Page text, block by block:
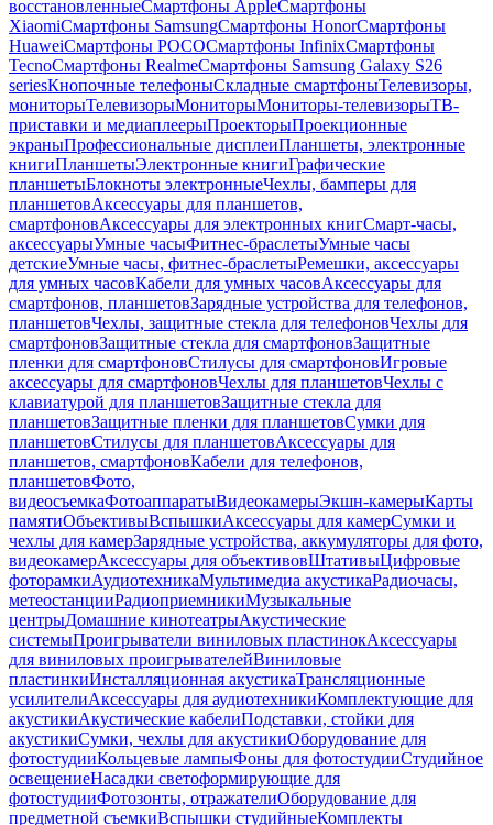
восстановленныеСмартфоны AppleСмартфоны
XiaomiСмартфоны SamsungСмартфоны HonorСмартфоны
HuaweiСмартфоны POCOСмартфоны InfinixСмартфоны
TecnoСмартфоны RealmeСмартфоны Samsung Galaxy S26
seriesКнопочные телефоныСкладные смартфоныТелевизоры,
мониторыТелевизорыМониторыМониторы-телевизорыТВ-
приставки и медиаплеерыПроекторыПроекционные
экраныПрофессиональные дисплеиПланшеты, электронные
книгиПланшетыЭлектронные книгиГрафические
планшетыБлокноты электронныеЧехлы, бамперы для
планшетовАксессуары для планшетов,
смартфоновАксессуары для электронных книгСмарт-часы,
аксессуарыУмные часыФитнес-браслетыУмные часы
детскиеУмные часы, фитнес-браслетыРемешки, аксессуары
для умных часовКабели для умных часовАксессуары для
смартфонов, планшетовЗарядные устройства для телефонов,
планшетовЧехлы, защитные стекла для телефоновЧехлы для
смартфоновЗащитные стекла для смартфоновЗащитные
пленки для смартфоновСтилусы для смартфоновИгровые
аксессуары для смартфоновЧехлы для планшетовЧехлы с
клавиатурой для планшетовЗащитные стекла для
планшетовЗащитные пленки для планшетовСумки для
планшетовСтилусы для планшетовАксессуары для
планшетов, смартфоновКабели для телефонов,
планшетовФото,
видеосъемкаФотоаппаратыВидеокамерыЭкшн-камерыКарты
памятиОбъективыВспышкиАксессуары для камерСумки и
чехлы для камерЗарядные устройства, аккумуляторы для фото,
видеокамерАксессуары для объективовШтативыЦифровые
фоторамкиАудиотехникаМультимедиа акустикаРадиочасы,
метеостанцииРадиоприемникиМузыкальные
центрыДомашние кинотеатрыАкустические
системыПроигрыватели виниловых пластинокАксессуары
для виниловых проигрывателейВиниловые
пластинкиИнсталляционная акустикаТрансляционные
усилителиАксессуары для аудиотехникиКомплектующие для
акустикиАкустические кабелиПодставки, стойки для
акустикиСумки, чехлы для акустикиОборудование для
фотостудииКольцевые лампыФоны для фотостудииСтудийное
освещениеНасадки светоформирующие для
фотостудииФотозонты, отражателиОборудование для
предметной съемкиВспышки студийныеКомплекты